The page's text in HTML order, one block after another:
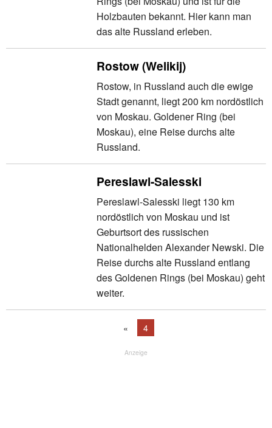
Holzbauten bekannt. Hier kann man
das alte Russland erleben.
Rostow (Welikij)
Rostow, in Russland auch die ewige
Stadt genannt, liegt 200 km nordöstlich
von Moskau. Goldener Ring (bei
Moskau), eine Reise durchs alte
Russland.
Pereslawl-Salesski
Pereslawl-Salesski liegt 130 km
nordöstlich von Moskau und ist
Geburtsort des russischen
Nationalhelden Alexander Newski. Die
Reise durchs alte Russland entlang
des Goldenen Rings (bei Moskau) geht
weiter.
« 4
Anzeige